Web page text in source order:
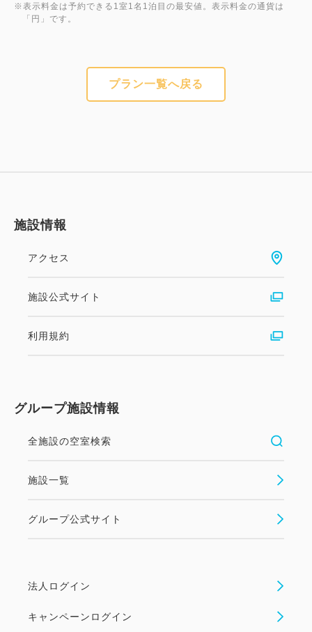
※表示料金は予約できる1室1名1泊目の最安値。表示料金の通貨は
「円」です。
プラン一覧へ戻る
施設情報
アクセス
施設公式サイト
利用規約
グループ施設情報
全施設の空室検索
施設一覧
グループ公式サイト
法人ログイン
キャンペーンログイン